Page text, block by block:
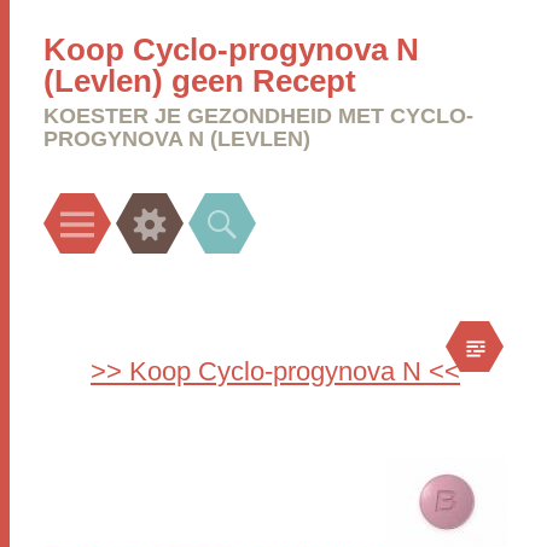
Koop Cyclo-progynova N
(Levlen) geen Recept
KOESTER JE GEZONDHEID MET CYCLO-
PROGYNOVA N (LEVLEN)
Menu Widgets Search
>> Koop Cyclo-progynova N <<